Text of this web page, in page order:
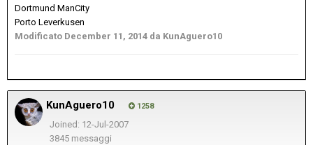
Dortmund ManCity
Porto Leverkusen
Modificato December 11, 2014 da KunAguero10
KunAguero10 1258
Joined: 12-Jul-2007
3845 messaggi